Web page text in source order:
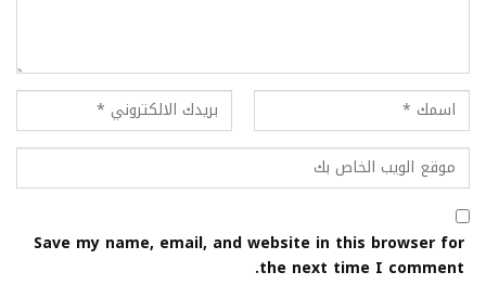
Save my name, email, and website in this browser for
the next time I comment.